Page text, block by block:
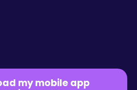
my mobile app